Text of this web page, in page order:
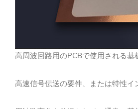
高周波回路用のPCBで使用される基
高速信号伝送の要件、または特性